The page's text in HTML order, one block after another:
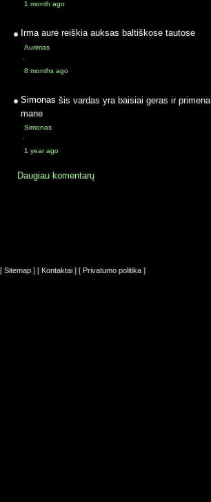
1 month ago
Irma aurė reiškia auksas baltiškose tautose
Aurimas
·
8 months ago
Simonas šis vardas yra baisiai geras ir primena
mane
Simonas
·
1 year ago
Daugiau komentarų
[ Sitemap ] [ Kontaktai ] [ Privatumo politika ]